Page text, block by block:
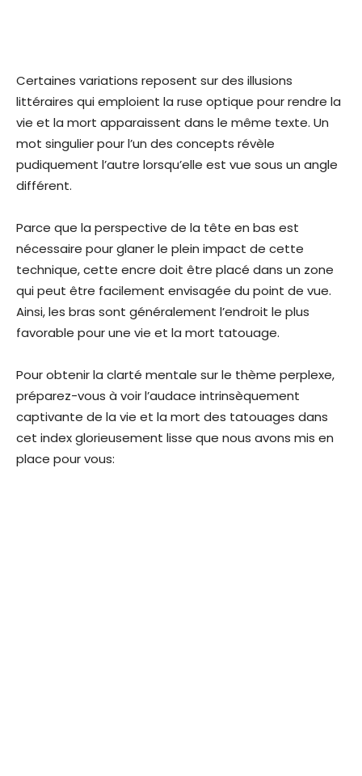
Certaines variations reposent sur des illusions
littéraires qui emploient la ruse optique pour rendre la
vie et la mort apparaissent dans le même texte. Un
mot singulier pour l’un des concepts révèle
pudiquement l’autre lorsqu’elle est vue sous un angle
différent.
Parce que la perspective de la tête en bas est
nécessaire pour glaner le plein impact de cette
technique, cette encre doit être placé dans un zone
qui peut être facilement envisagée du point de vue.
Ainsi, les bras sont généralement l’endroit le plus
favorable pour une vie et la mort tatouage.
Pour obtenir la clarté mentale sur le thème perplexe,
préparez-vous à voir l’audace intrinsèquement
captivante de la vie et la mort des tatouages dans
cet index glorieusement lisse que nous avons mis en
place pour vous: